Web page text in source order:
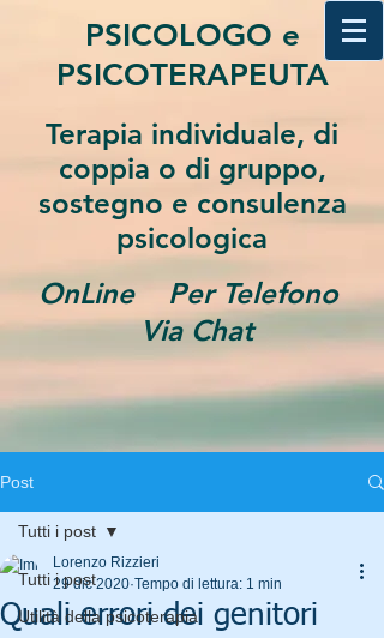
PSICOLOGO e
PSICOTERAPEUTA
Terapia individuale, di
coppia o di gruppo,
sostegno e consulenza
psicologica
OnLine Per Telefono
Via Chat
Post
Tutti i post
Utilità della psicoterapia
Tutti i post
Quali errori dei genitori
Lorenzo Rizzieri
29 dic 2020 Tempo di lettura: 1 min